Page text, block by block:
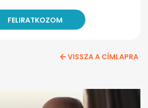
VISSZA A CÍMLAPRA